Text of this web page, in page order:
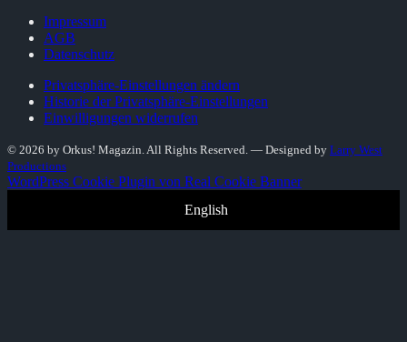
Impressum
AGB
Datenschutz
Privatsphäre-Einstellungen ändern
Historie der Privatsphäre-Einstellungen
Einwilligungen widerrufen
© 2026 by Orkus! Magazin. All Rights Reserved. ― Designed by Larry West
Productions
WordPress Cookie Plugin von Real Cookie Banner
English